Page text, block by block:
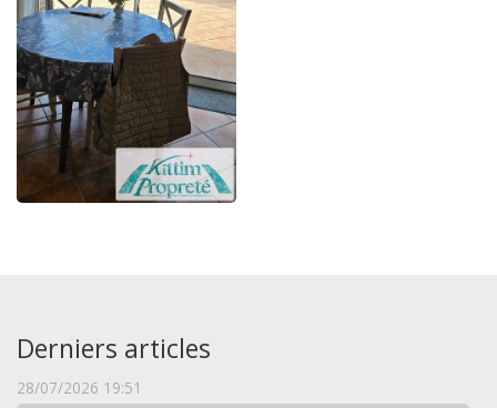
Derniers articles
28/07/2026 19:51